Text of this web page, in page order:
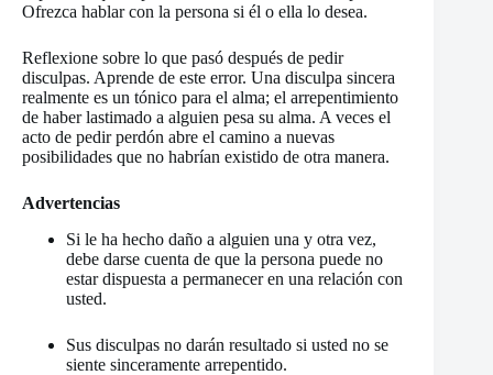
Ofrezca hablar con la persona si él o ella lo desea.
Reflexione sobre lo que pasó después de pedir
disculpas. Aprende de este error. Una disculpa sincera
realmente es un tónico para el alma; el arrepentimiento
de haber lastimado a alguien pesa su alma. A veces el
acto de pedir perdón abre el camino a nuevas
posibilidades que no habrían existido de otra manera.
Advertencias
Si le ha hecho daño a alguien una y otra vez,
debe darse cuenta de que la persona puede no
estar dispuesta a permanecer en una relación con
usted.
Sus disculpas no darán resultado si usted no se
siente sinceramente arrepentido.